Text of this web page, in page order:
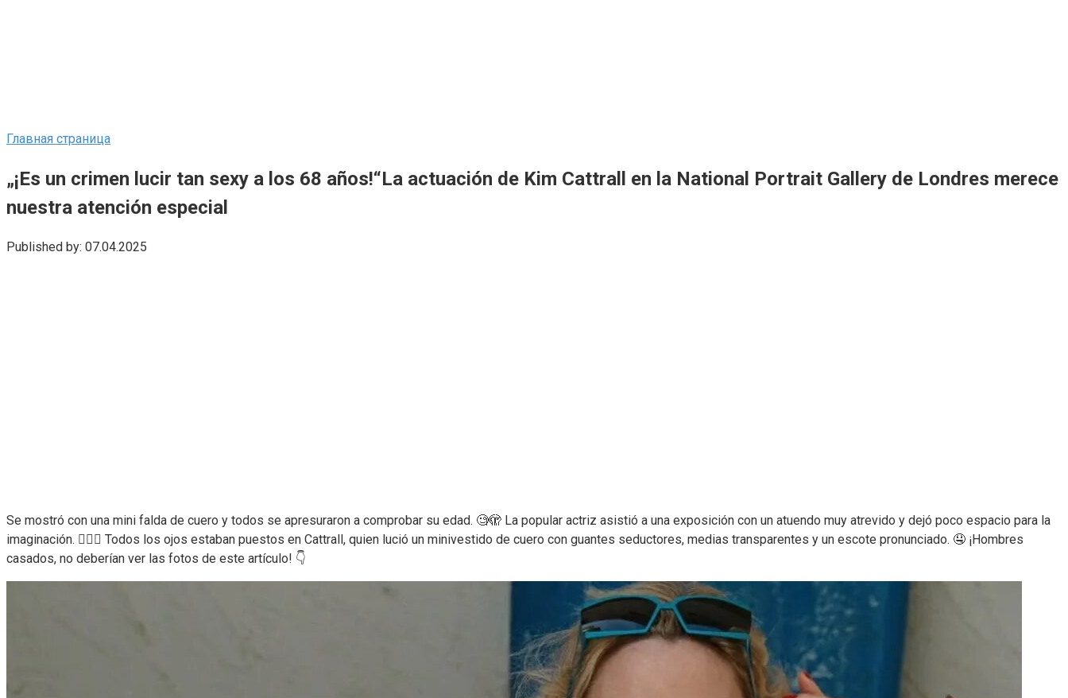
Главная страница
„¡Es un crimen lucir tan sexy a los 68 años!“La actuación de Kim Cattrall en la National Portrait Gallery de Londres merece
nuestra atención especial
Published by: 07.04.2025
Se mostró con una mini falda de cuero y todos se apresuraron a comprobar su edad. 🧐🫣 La popular actriz asistió a una exposición con un atuendo muy atrevido y dejó poco espacio para la
imaginación. ❤️‍🔥🤭 Todos los ojos estaban puestos en Cattrall, quien lució un minivestido de cuero con guantes seductores, medias transparentes y un escote pronunciado. 🤤 ¡Hombres
casados, no deberían ver las fotos de este artículo! 👇